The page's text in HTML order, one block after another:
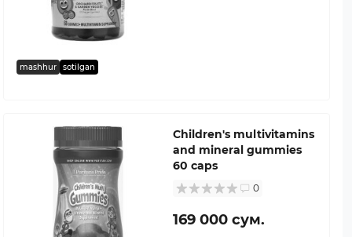
mashhur sotilgan
Children's multivitamins
and mineral gummies
60 caps
0
169 000 сум.